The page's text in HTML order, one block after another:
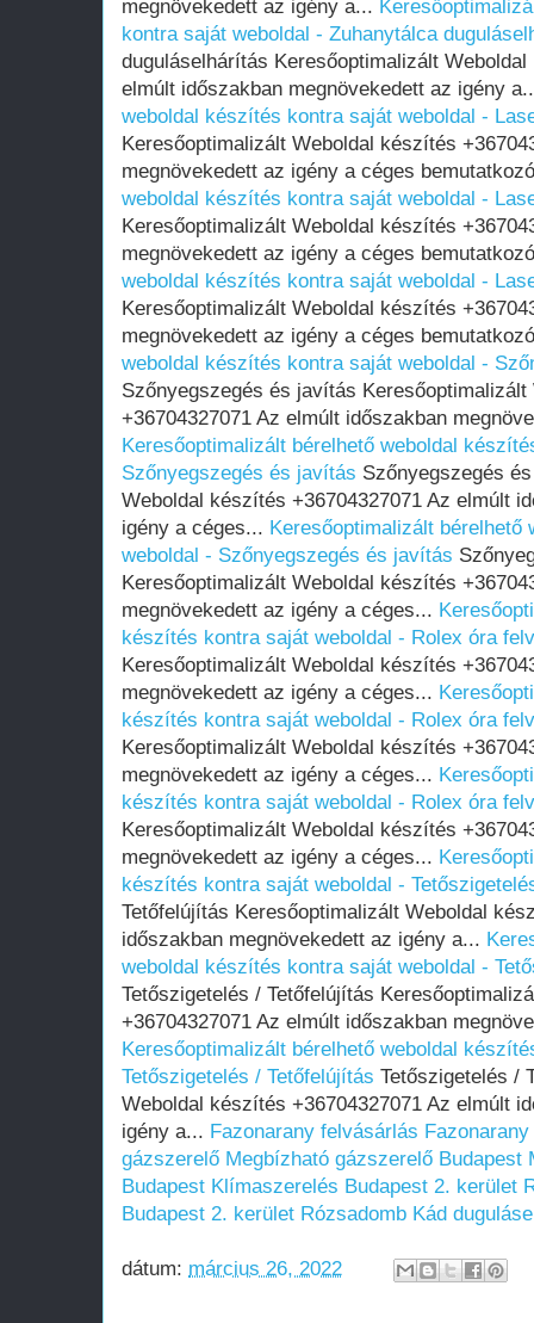
megnövekedett az igény a...
kontra saját weboldal - Zuhanytálca
duguláselhárítás Keresőoptimalizált
elmúlt időszakban megnövekedett az igény
weboldal készítés kontra saját weboldal -
Keresőoptimalizált Weboldal készítés
megnövekedett az igény a céges
weboldal készítés kontra saját weboldal -
Keresőoptimalizált Weboldal készítés
megnövekedett az igény a céges
weboldal készítés kontra saját weboldal -
Keresőoptimalizált Weboldal készítés
megnövekedett az igény a céges
weboldal készítés kontra saját weboldal -
Szőnyegszegés és javítás
+36704327071 Az elmúlt időszakban
Keresőoptimalizált bérelhető weboldal
Szőnyegszegés és javítás Szőnyegszegés
Weboldal készítés +36704327071 Az elmúlt
igény a céges... Keresőoptimalizált
weboldal - Szőnyegszegés és javítás
Keresőoptimalizált Weboldal készítés
megnövekedett az igény a céges...
készítés kontra saját weboldal - Rolex óra
Keresőoptimalizált Weboldal készítés
megnövekedett az igény a céges...
készítés kontra saját weboldal - Rolex óra
Keresőoptimalizált Weboldal készítés
megnövekedett az igény a céges...
készítés kontra saját weboldal - Rolex óra
Keresőoptimalizált Weboldal készítés
megnövekedett az igény a céges...
készítés kontra saját weboldal -
Tetőfelújítás Keresőoptimalizált Weboldal
időszakban megnövekedett az igény a...
weboldal készítés kontra saját weboldal -
Tetőszigetelés / Tetőfelújítás
+36704327071 Az elmúlt időszakban
Keresőoptimalizált bérelhető weboldal
Tetőszigetelés / Tetőfelújítás Tetőszigetelés /
Weboldal készítés +36704327071 Az elmúlt
igény a... Fazonarany felvásárlás
gázszerelő Megbízható gázszerelő Budapest
Budapest Klímaszerelés Budapest 2. kerület
Budapest 2. kerület Rózsadomb Kád
dátum: március 26, 2022